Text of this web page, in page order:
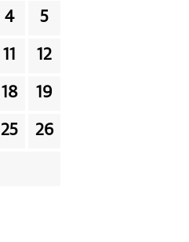
4 5
11 12
18 19
25 26